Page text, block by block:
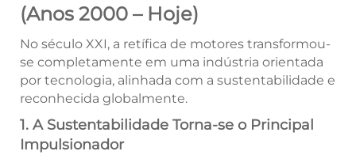
(Anos 2000 – Hoje)
No século XXI, a retífica de motores transformou-
se completamente em uma indústria orientada
por tecnologia, alinhada com a sustentabilidade e
reconhecida globalmente.
1. A Sustentabilidade Torna-se o Principal
Impulsionador